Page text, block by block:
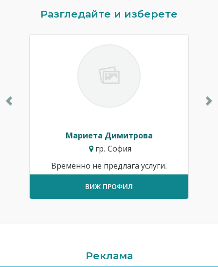
Разгледайте и изберете
Мариета Димитрова
гр. София
Временно не предлага услуги.
ВИЖ ПРОФИЛ
Реклама